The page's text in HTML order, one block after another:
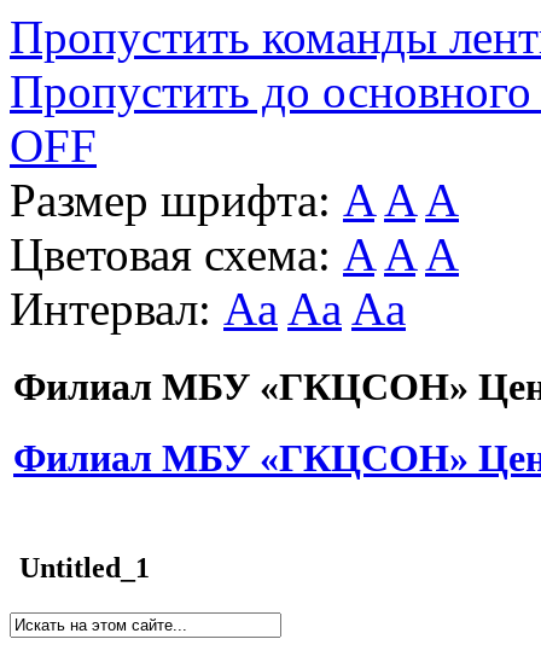
Пропустить команды
Пропустить до основного
OFF
Размер шрифта: A A A
Цветовая схема: A A A
Интервал: Aa Aa Aa
Филиал МБУ «ГКЦСОН»
Филиал МБУ «ГКЦСОН»
Untitled_1